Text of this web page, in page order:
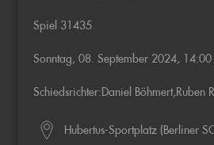
Spiel 31435
Sonntag, 08. September 2024, 14:00
Schiedsrichter:Daniel Böhmert,Ruben
Hubertus-Sportplatz (Berliner